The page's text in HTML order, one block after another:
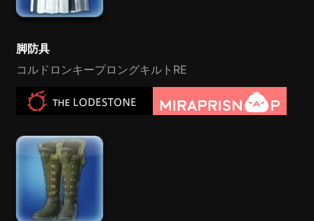
脚防具
コルドロンキープロングキルトRE